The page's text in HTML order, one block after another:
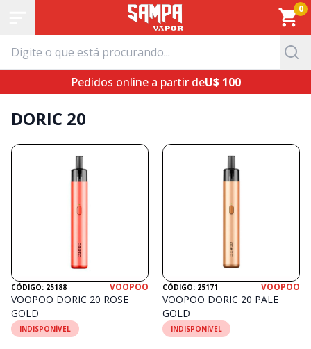
Pedidos online a partir deU$ 100
DORIC 20
CÓDIGO: 25188 VOOPOO
VOOPOO DORIC 20 ROSE
GOLD
INDISPONÍVEL
CÓDIGO: 25171 VOOPOO
VOOPOO DORIC 20 PALE
GOLD
INDISPONÍVEL
0